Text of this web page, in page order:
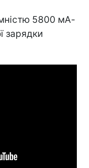
5800 мА-
зарядки